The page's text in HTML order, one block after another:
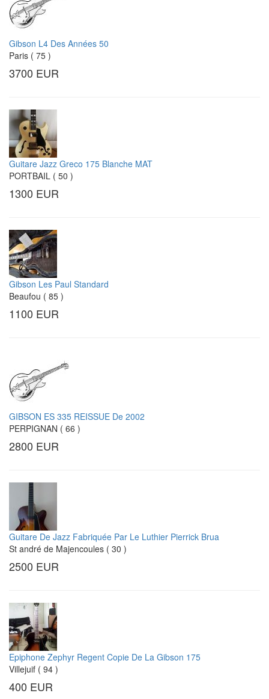
Gibson L4 Des Années 50
Paris ( 75 )
3700 EUR
Guitare Jazz Greco 175 Blanche MAT
PORTBAIL ( 50 )
1300 EUR
Gibson Les Paul Standard
Beaufou ( 85 )
1100 EUR
GIBSON ES 335 REISSUE De 2002
PERPIGNAN ( 66 )
2800 EUR
Guitare De Jazz Fabriquée Par Le Luthier Pierrick Brua
St andré de Majencoules ( 30 )
2500 EUR
Epiphone Zephyr Regent Copie De La Gibson 175
Villejuif ( 94 )
400 EUR